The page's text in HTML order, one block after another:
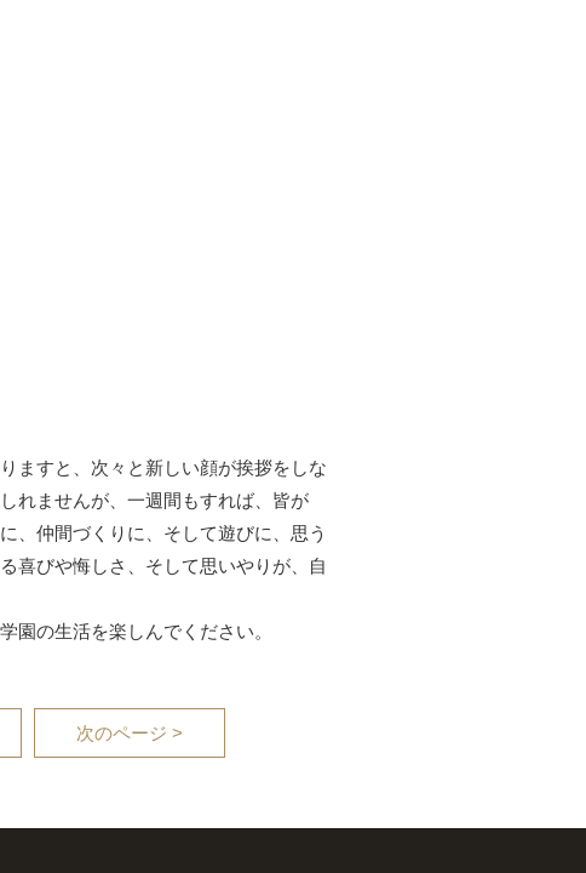
ますと、次々と新しい顔が挨拶をしな
れませんが、一週間もすれば、皆が
、仲間づくりに、そして遊びに、思う
喜びや悔しさ、そして思いやりが、自
の生活を楽しんでください。
次のページ >